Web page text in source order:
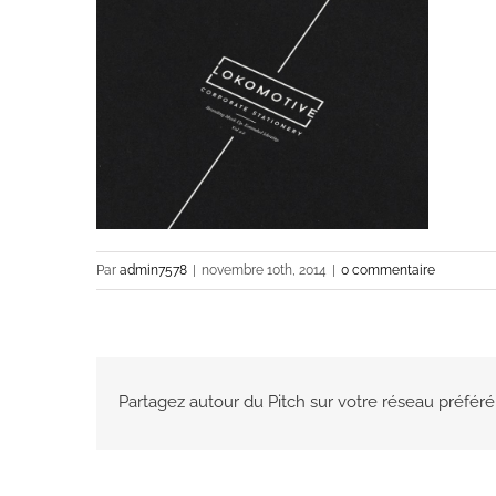
Par admin7578 novembre 10th, 2014 0 commentaire
Partagez autour du Pitch sur votre réseau